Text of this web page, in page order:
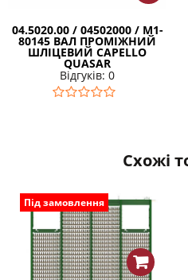
04.5020.00 / 04502000 / М1-
80145 ВАЛ ПРОМІЖНИЙ
ШЛІЦЕВИЙ CAPELLO
QUASAR
Відгуків: 0
Схожі
Під замовлення